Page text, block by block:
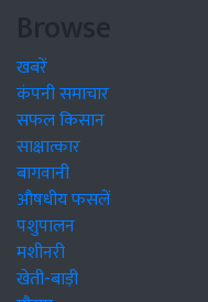
Browse
खबरें
कंपनी समाचार
सफल किसान
साक्षात्कार
बागवानी
औषधीय फसलें
पशुपालन
मशीनरी
खेती-बाड़ी